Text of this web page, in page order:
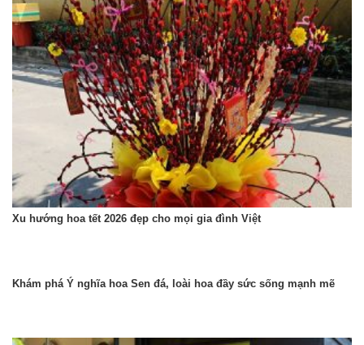
Xu hướng hoa tết 2026 đẹp cho mọi gia đình Việt
Khám phá Ý nghĩa hoa Sen đá, loài hoa đầy sức sống mạnh mẽ